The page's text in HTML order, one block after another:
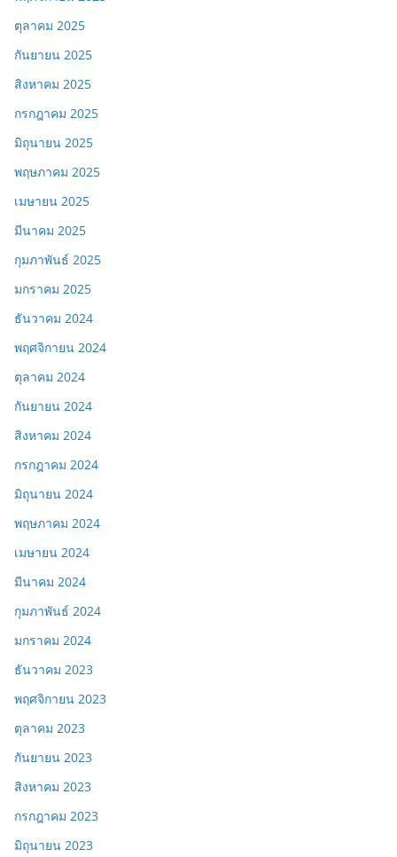
ตุลาคม 2025
กันยายน 2025
สิงหาคม 2025
กรกฎาคม 2025
มิถุนายน 2025
พฤษภาคม 2025
เมษายน 2025
มีนาคม 2025
กุมภาพันธ์ 2025
มกราคม 2025
ธันวาคม 2024
พฤศจิกายน 2024
ตุลาคม 2024
กันยายน 2024
สิงหาคม 2024
กรกฎาคม 2024
มิถุนายน 2024
พฤษภาคม 2024
เมษายน 2024
มีนาคม 2024
กุมภาพันธ์ 2024
มกราคม 2024
ธันวาคม 2023
พฤศจิกายน 2023
ตุลาคม 2023
กันยายน 2023
สิงหาคม 2023
กรกฎาคม 2023
มิถุนายน 2023